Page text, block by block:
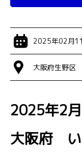
2025年02月
大阪府生野区
2025年2
大阪府